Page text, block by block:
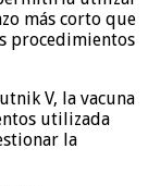
más corto que
procedimientos
V, la vacuna
utilizada
la